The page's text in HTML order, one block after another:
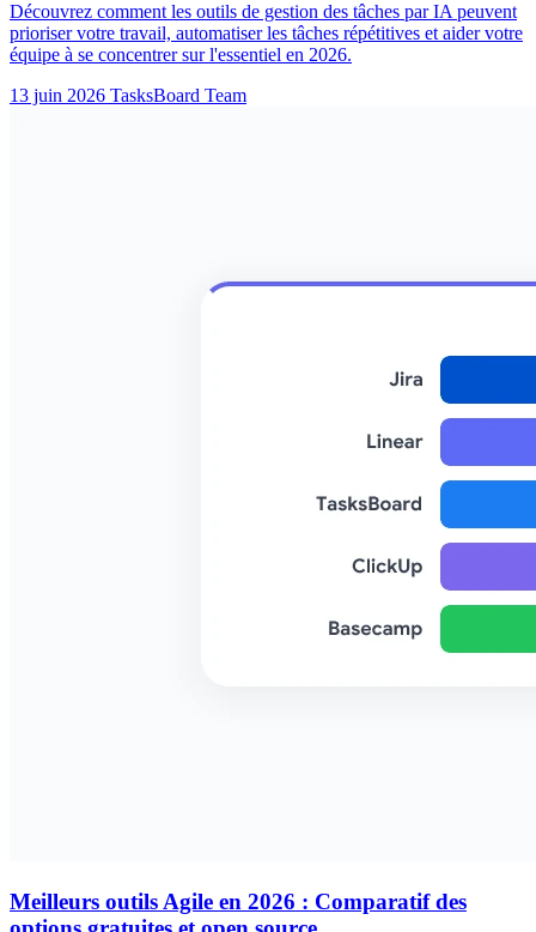
Découvrez comment les outils de gestion des tâches par IA peuvent
prioriser votre travail, automatiser les tâches répétitives et aider votre
équipe à se concentrer sur l'essentiel en 2026.
13 juin 2026 TasksBoard Team
Meilleurs outils Agile en 2026 : Comparatif des